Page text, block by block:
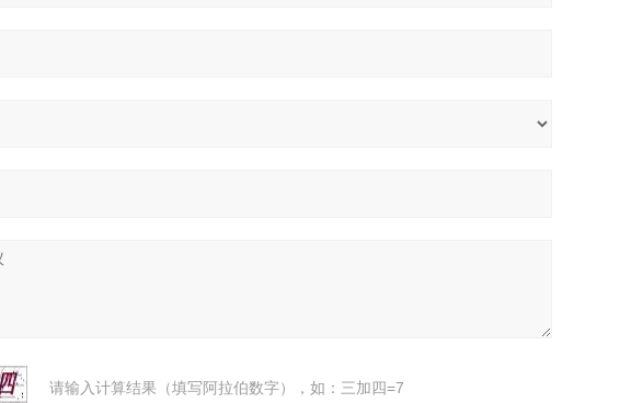
请输入计算结果（填写阿拉伯数字），如：三加四=7